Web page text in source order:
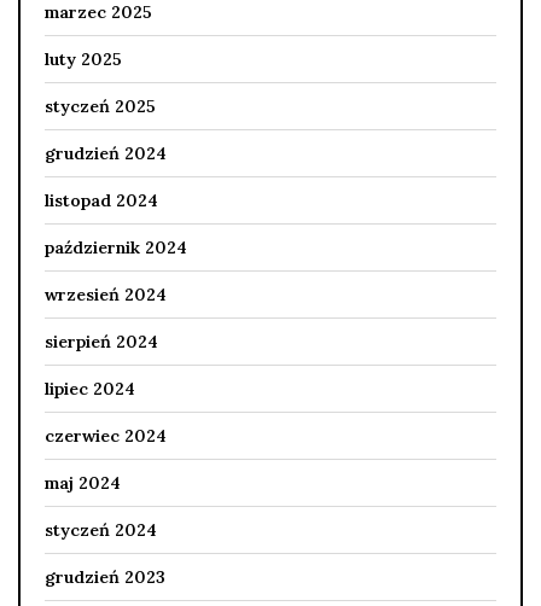
marzec 2025
luty 2025
styczeń 2025
grudzień 2024
listopad 2024
październik 2024
wrzesień 2024
sierpień 2024
lipiec 2024
czerwiec 2024
maj 2024
styczeń 2024
grudzień 2023